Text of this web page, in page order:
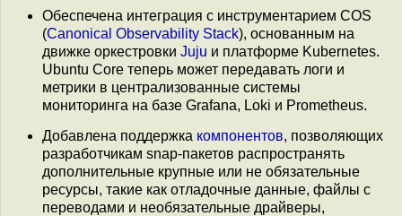
Обеспечена интеграция с инструментарием COS
(Canonical Observability Stack), основанным на
движке оркестровки Juju и платформе Kubernetes.
Ubuntu Core теперь может передавать логи и
метрики в централизованные системы
мониторинга на базе Grafana, Loki и Prometheus.
Добавлена поддержка компонентов, позволяющих
разработчикам snap-пакетов распространять
дополнительные крупные или не обязательные
ресурсы, такие как отладочные данные, файлы с
переводами и необязательные драйверы,